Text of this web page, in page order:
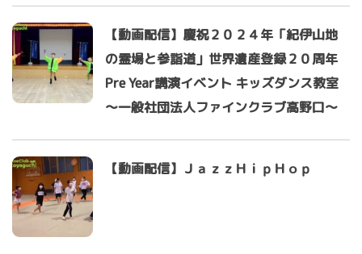
【動画配信】慶祝２０２４年「紀伊山地
の霊場と参詣道」世界遺産登録２０周年
Pre Year講演イベント キッズダンス教室
～一般社団法人ファインクラブ高野口～
【動画配信】ＪａｚｚＨｉｐＨｏｐ